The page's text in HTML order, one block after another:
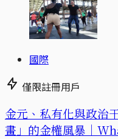
國際
僅限註冊用戶
金元、私有化與政治
畫」的金權風暴｜